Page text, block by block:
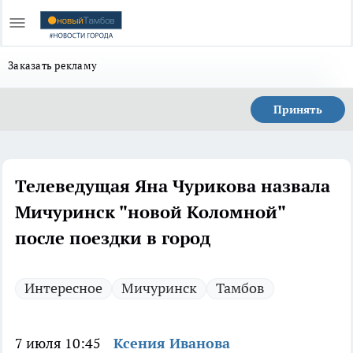
Заказать рекламу
Принять
Телеведущая Яна Чурикова назвала
Мичуринск "новой Коломной"
после поездки в город
Интересное Мичуринск Тамбов
7 июля 10:45 Ксения Иванова